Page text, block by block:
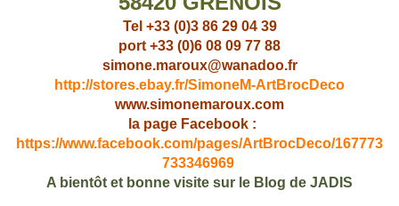
Tel +33 (0)3 86 29 04 39
port +33 (0)6 08 09 77 88
simone.maroux@wanadoo.fr
http://stores.ebay.fr/SimoneM-ArtBrocDeco
www.simonemaroux.com
la page Facebook :
https://www.facebook.com/pages/ArtBrocDeco/167773
733346969
A bientôt et bonne visite sur le Blog de JADIS